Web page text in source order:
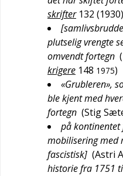
skrifter 132 (1930)
plutselig vrengte
omvendt fortegn (
krigere 148 1975)
«Grubleren»,
ble kjent med
fortegn (Stig
på
mobilisering med
fascistisk] (Astri
historie fra 1751